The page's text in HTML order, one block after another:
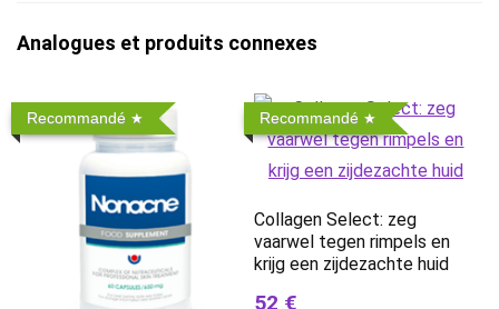
Analogues et produits connexes
Recommandé Recommandé
Collagen Select: zeg
vaarwel tegen rimpels en
krijg een zijdezachte huid
52 €